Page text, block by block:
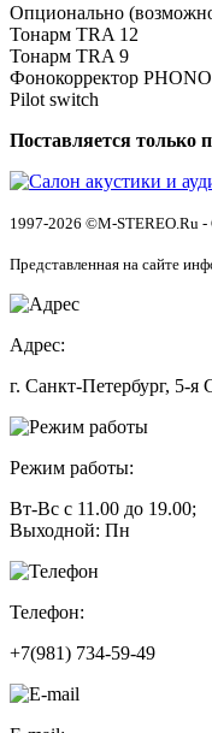
Опционально
Тонарм TRA 12
Тонарм TRA 9
Фонокорректор
Pilot switch
Поставляется только
1997-2026 ©M-STEREO.Ru -
Представленная на сайте
Адрес:
г. Санкт-Петербург, 5-я
Режим работы:
Вт-Вс с 11.00 до 19.00;
Выходной: Пн
Телефон:
+7(981) 734-59-49